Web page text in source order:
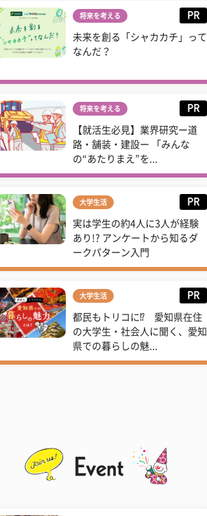
将来を考える PR
未来を創る「シャカカチ」って
なんだ？
将来を考える PR
【就活生必見】業界研究ー道
路・舗装・建設ー 「みんな
の“あたりまえ”を...
大学生活 PR
実は学生の約4人に3人が経験
あり!? アンケートから知るダ
ークパターン入門
大学生活 PR
都民もトリコに⁉ 愛知県在住
の大学生・社会人に聞く、愛知
県での暮らしの魅...